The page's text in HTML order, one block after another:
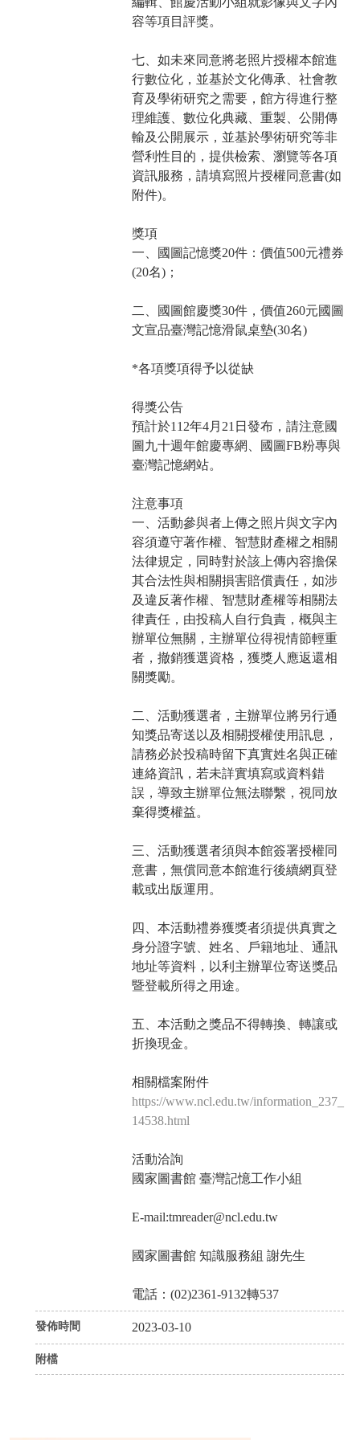
容等項目評獎。
七、如未來同意將老照片授權本館進
行數位化，並基於文化傳承、社會教
育及學術研究之需要，館方得進行整
理維護、數位化典藏、重製、公開傳
輸及公開展示，並基於學術研究等非
營利性目的，提供檢索、瀏覽等各項
資訊服務，請填寫照片授權同意書(如
附件)。
獎項
一、國圖記憶獎20件：價值500元禮券
(20名)；
二、國圖館慶獎30件，價值260元國圖
文宣品臺灣記憶滑鼠桌墊(30名)
*各項獎項得予以從缺
得獎公告
預計於112年4月21日發布，請注意國
圖九十週年館慶專網、國圖FB粉專與
臺灣記憶網站。
注意事項
一、活動參與者上傳之照片與文字內
容須遵守著作權、智慧財產權之相關
法律規定，同時對於該上傳內容擔保
其合法性與相關損害賠償責任，如涉
及違反著作權、智慧財產權等相關法
律責任，由投稿人自行負責，概與主
辦單位無關，主辦單位得視情節輕重
者，撤銷獲選資格，獲獎人應返還相
關獎勵。
二、活動獲選者，主辦單位將另行通
知獎品寄送以及相關授權使用訊息，
請務必於投稿時留下真實姓名與正確
連絡資訊，若未詳實填寫或資料錯
誤，導致主辦單位無法聯繫，視同放
棄得獎權益。
三、活動獲選者須與本館簽署授權同
意書，無償同意本館進行後續網頁登
載或出版運用。
四、本活動禮券獲獎者須提供真實之
身分證字號、姓名、戶籍地址、通訊
地址等資料，以利主辦單位寄送獎品
暨登載所得之用途。
五、本活動之獎品不得轉換、轉讓或
折換現金。
相關檔案附件
https://www.ncl.edu.tw/information_237_
14538.html
活動洽詢
國家圖書館 臺灣記憶工作小組
E-mail:tmreader@ncl.edu.tw
國家圖書館 知識服務組 謝先生
電話：(02)2361-9132轉537
發佈時間 2023-03-10
附檔